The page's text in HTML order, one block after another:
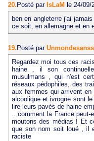
20. Posté par IsLaM le 24/09/
ben en angleterre j'ai
ce soit, en allemagne et en
19. Posté par
Regardez moi tous ces
haine , il son
musulmans , qui n'est
réseaux pédophiles, des
aux femmes qui arrivent
alcoolique et ivrogne sont
lire leurs pavés de haine
.. comment la France peut-
moutons des médias ! Et
que son nom soit loué , il
raciste